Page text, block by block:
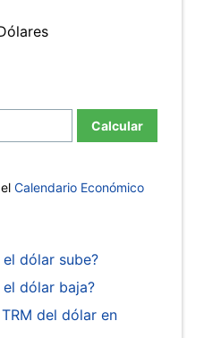
Calcular
Calendario Económico
dólar sube?
el dólar baja?
del dólar en